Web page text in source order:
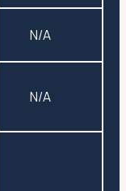
N/A
N/A